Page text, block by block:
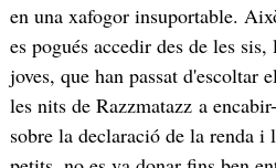
en una xafogor insuportable.
es pogués accedir des de les
joves, que han passat d'escoltar
les nits de Razzmatazz a
sobre la declaració de la renda i